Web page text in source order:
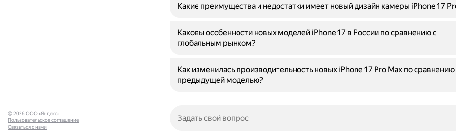
Какие преимущества и недостатки имеет новый дизайн камеры iPhone 17
Каковы особенности новых моделей iPhone 17 в России по сравнению с
глобальным рынком?
Как изменилась производительность новых iPhone 17 Pro Max по сравнению
предыдущей моделью?
© 2026 ООО «Яндекс»
Пользовательское соглашение
Связаться с нами